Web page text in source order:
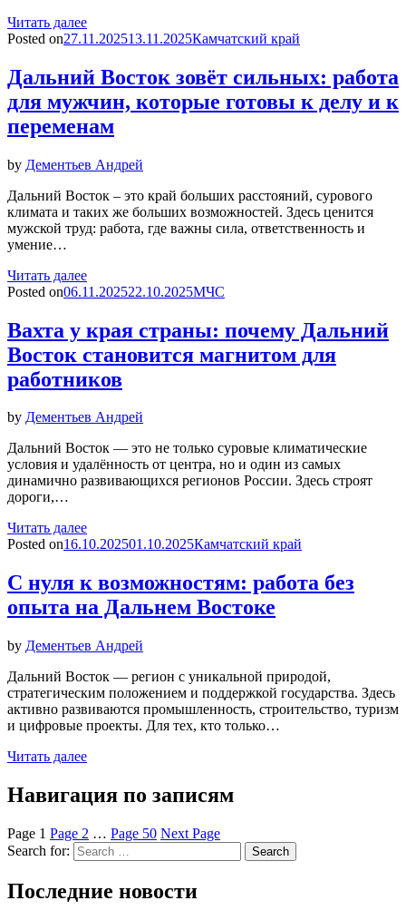
Читать далее
Posted on27.11.202513.11.2025Камчатский край
Дальний Восток зовёт сильных: работа
для мужчин, которые готовы к делу и к
переменам
by Дементьев Андрей
Дальний Восток – это край больших расстояний, сурового
климата и таких же больших возможностей. Здесь ценится
мужской труд: работа, где важны сила, ответственность и
умение…
Читать далее
Posted on06.11.202522.10.2025МЧС
Вахта у края страны: почему Дальний
Восток становится магнитом для
работников
by Дементьев Андрей
Дальний Восток — это не только суровые климатические
условия и удалённость от центра, но и один из самых
динамично развивающихся регионов России. Здесь строят
дороги,…
Читать далее
Posted on16.10.202501.10.2025Камчатский край
С нуля к возможностям: работа без
опыта на Дальнем Востоке
by Дементьев Андрей
Дальний Восток — регион с уникальной природой,
стратегическим положением и поддержкой государства. Здесь
активно развиваются промышленность, строительство, туризм
и цифровые проекты. Для тех, кто только…
Читать далее
Навигация по записям
Page 1 Page 2 … Page 50 Next Page
Search for:
Search
Последние новости